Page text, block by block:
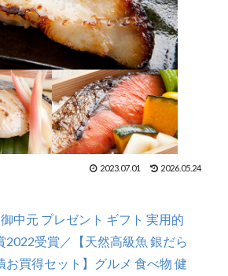
2023.07.01 2026.05.24
中元 プレゼント ギフト 実用的
2022受賞／【天然高級魚 銀だら
お買得セット】グルメ 食べ物 健